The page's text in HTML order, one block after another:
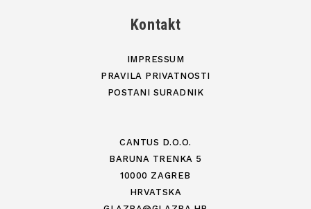
Kontakt
IMPRESSUM
PRAVILA PRIVATNOSTI
POSTANI SURADNIK
CANTUS D.O.O.
BARUNA TRENKA 5
10000 ZAGREB
HRVATSKA